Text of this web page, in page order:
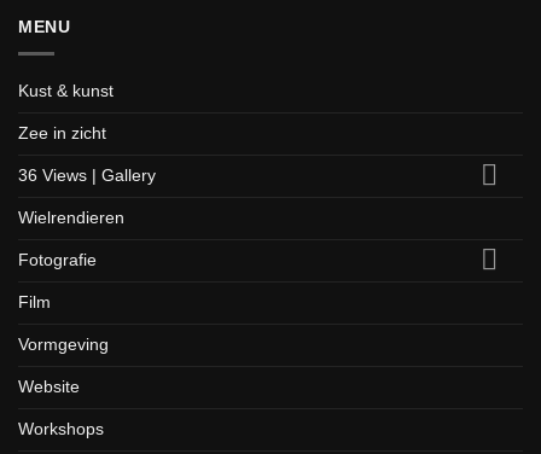
MENU
Kust & kunst
Zee in zicht
36 Views | Gallery
Wielrendieren
Fotografie
Film
Vormgeving
Website
Workshops